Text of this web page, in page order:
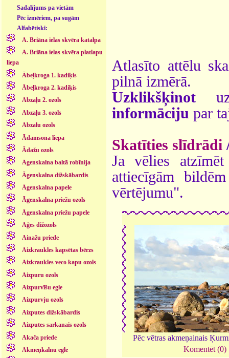
Sadalījums pa vietām
Pēc izmēriem, pa sugām
Alfabētiski:
A. Briāna ielas skvēra katalpa
A. Briāna ielas skvēra platlapu
liepa
Ābeļkroga 1. kadiķis
Ābeļkroga 2. kadiķis
Abzaļu 2. ozols
Abzaļu 3. ozols
Abzalu ozols
Ādamsona liepa
Ādažu ozols
Āgenskalna baltā robīnija
Āgenskalna dižskābardis
Āgenskalna papele
Āgenskalna priežu ozols
Āgenskalna priežu papele
Aģes dižozols
Ainažu priede
Aizkraukles kapsētas bērzs
Aizkraukles veco kapu ozols
Aizpuru ozols
Aizpurvīšu egle
Aizpurvju ozols
Aizputes dižskābardis
Aizputes sarkanais ozols
Akača priede
Akmeņkalnu egle
Atlasīto attēlu
pilnā izmērā.
Uzklikšķinot
informāciju par
Skatīties slīdrādi
Ja vēlies
attiecīgām
vērtējumu".
Pēc vētras akmeņainais
Komentēt (0)